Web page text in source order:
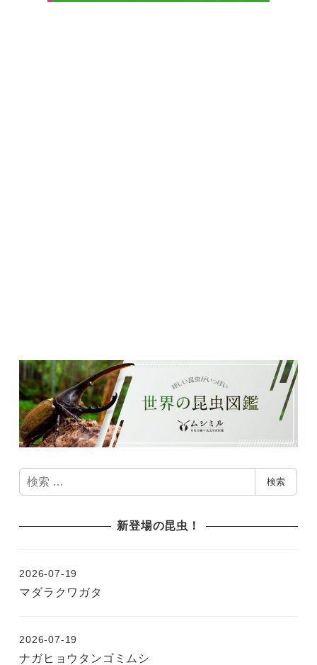
検
索
検索
新登場の昆虫！
マダラクワガタ
2026-07-19
ナガヒョウタンゴミムシ
2026-07-19